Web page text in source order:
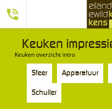
Keuken
Keuken overzicht intro
Sfeer Apparatuur
Schuller